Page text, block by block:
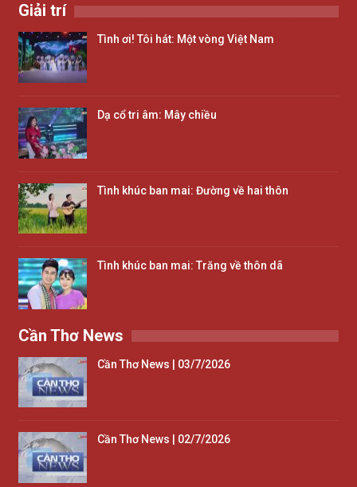
Giải trí
Tình ơi! Tôi hát: Một vòng Việt Nam
Dạ cổ tri âm: Mây chiều
Tình khúc ban mai: Đường về hai thôn
Tình khúc ban mai: Trăng về thôn dã
Cần Thơ News
Cần Thơ News | 03/7/2026
Cần Thơ News | 02/7/2026